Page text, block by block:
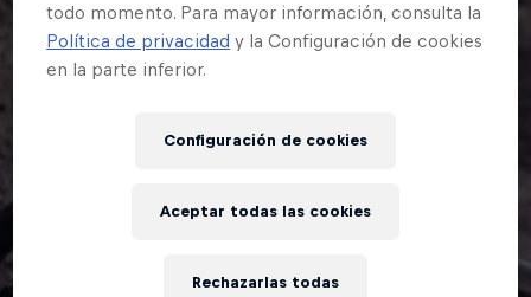
todo momento. Para mayor información, consulta la
Política de privacidad y la Configuración de cookies
en la parte inferior.
Configuración de cookies
Rechazarlas todas
Aceptar todas las cookies